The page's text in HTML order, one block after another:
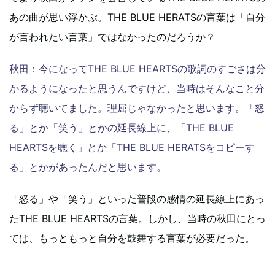
あの曲が思い浮かぶ。THE BLUE HERATSの言葉は「自分
が言われたい言葉」ではなかったのだろうか？
秋田：今になってTHE BLUE HEARTSの歌詞のすごさは分
かるようになったと思うんですけど、当時はそんなこと分
からず聴いてました。理屈じゃなかったと思います。「怒
る」とか「笑う」とかの延長線上に、「THE BLUE
HEARTSを聴く」とか「THE BLUE HERATSをコピーす
る」とかがあったんだと思います。
「怒る」や「笑う」といった普段の感情の延長線上にあっ
たTHE BLUE HEARTSの言葉。しかし、当時の秋田にとっ
ては、もっともっと自分を鼓舞する言葉が必要だった。